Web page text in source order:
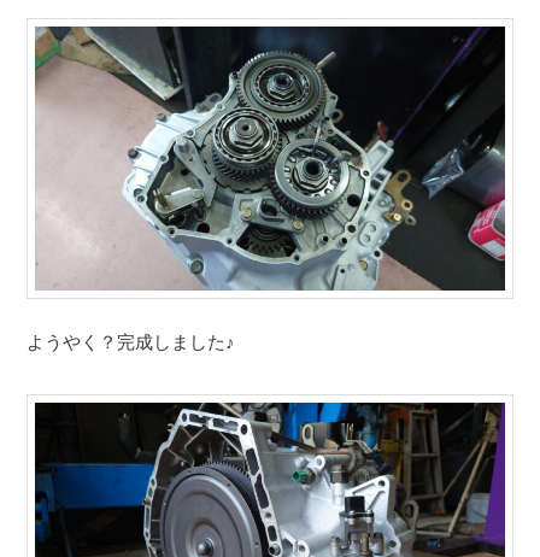
ようやく？完成しました♪